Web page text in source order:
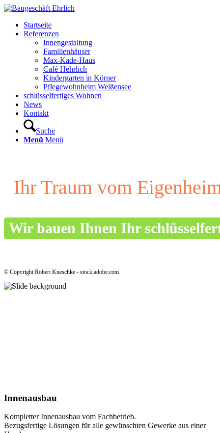
Startseite
Referenzen
Innengestaltung
Familienhäuser
Max-Kade-Haus
Café Hehrlich
Kindergarten in Körner
Pflegewohnheim Weißensee
schlüsselfertiges Wohnen
News
Kontakt
Suche
Menü Menü
Ihr Traum vom
Wir bauen Ihnen Ihr
© Copyright Robert Kneschke - stock.adobe.com
Innenausbau
Kompletter Innenausbau vom Fachbetrieb.
Bezugsfertige Lösungen für alle gewünschten Gewerke aus einer